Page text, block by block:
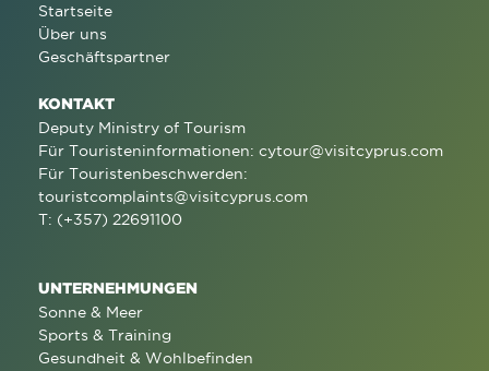
Startseite
Über uns
Geschäftspartner
KONTAKT
Deputy Ministry of Tourism
Für Touristeninformationen: cytour@visitcyprus.com
Für Touristenbeschwerden:
touristcomplaints@visitcyprus.com
T: (+357) 22691100
UNTERNEHMUNGEN
Sonne & Meer
Sports & Training
Gesundheit & Wohlbefinden